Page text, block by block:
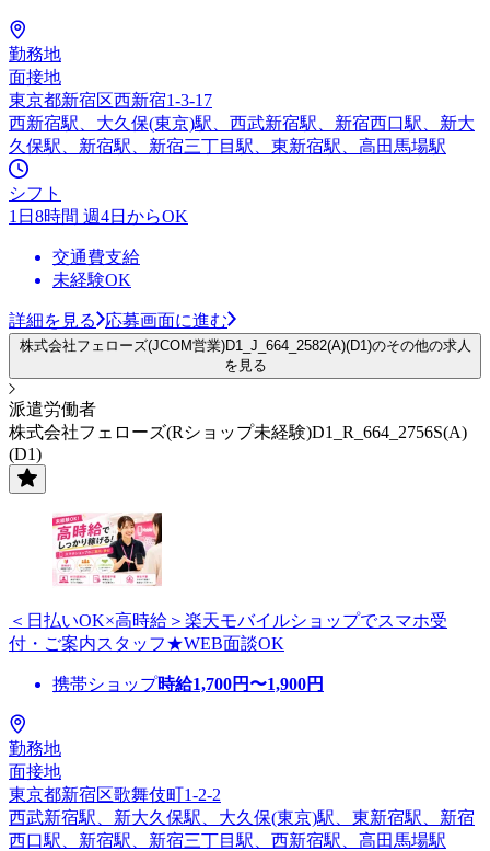
勤務地
面接地
東京都新宿区西新宿1-3-17
西新宿駅、大久保(東京)駅、西武新宿駅、新宿西口駅、新大
久保駅、新宿駅、新宿三丁目駅、東新宿駅、高田馬場駅
シフト
1日8時間 週4日からOK
交通費支給
未経験OK
詳細を見る 応募画面に進む
株式会社フェローズ(JCOM営業)D1_J_664_2582(A)(D1)のその他の求人
を見る
派遣労働者
株式会社フェローズ(Rショップ未経験)D1_R_664_2756S(A)
(D1)
＜日払いOK×高時給＞楽天モバイルショップでスマホ受
付・ご案内スタッフ★WEB面談OK
携帯ショップ時給1,700円〜1,900円
勤務地
面接地
東京都新宿区歌舞伎町1-2-2
西武新宿駅、新大久保駅、大久保(東京)駅、東新宿駅、新宿
西口駅、新宿駅、新宿三丁目駅、西新宿駅、高田馬場駅